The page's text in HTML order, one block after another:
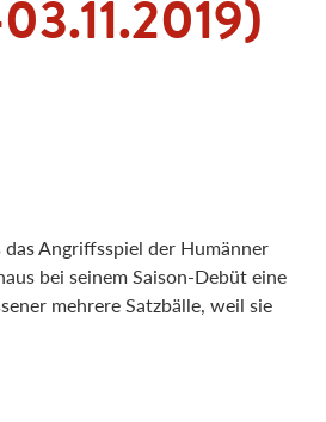
Angriffsspiel der Humänner
bei seinem Saison-Debüt eine
mehrere Satzbälle, weil sie